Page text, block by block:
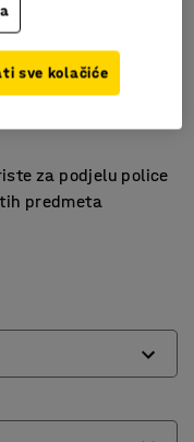
za podjelu police
predmeta
sve kolačiće